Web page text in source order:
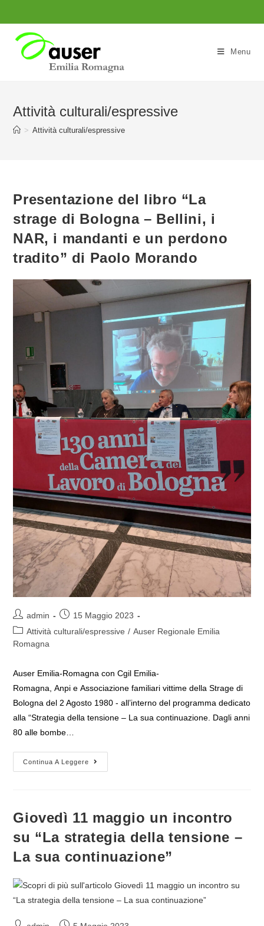
contenuto
Menu
Attività culturali/espressive
> Attività culturali/espressive
Presentazione del libro “La
strage di Bologna – Bellini, i
NAR, i mandanti e un perdono
tradito” di Paolo Morando
Autore
dell'articolo:
admin
Articolo
pubblicato:
15 Maggio 2023
Categoria
dell'articolo:
Attività culturali/espressive / Auser Regionale Emilia
Romagna
Auser Emilia-Romagna con Cgil Emilia-
Romagna, Anpi e Associazione familiari vittime della Strage di
Bologna del 2 Agosto 1980 - all’interno del programma dedicato
alla “Strategia della tensione – La sua continuazione. Dagli anni
80 alle bombe…
Continua A Leggere
Presentazione
Del
Bellini,
I
NAR,
I
Mandanti
Perdono
Di
Giovedì 11 maggio un incontro
su “La strategia della tensione –
La sua continuazione”